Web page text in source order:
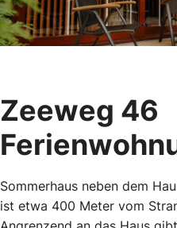
Zeeweg 46
Sommerhaus neben dem
ist etwa 400 Meter vom